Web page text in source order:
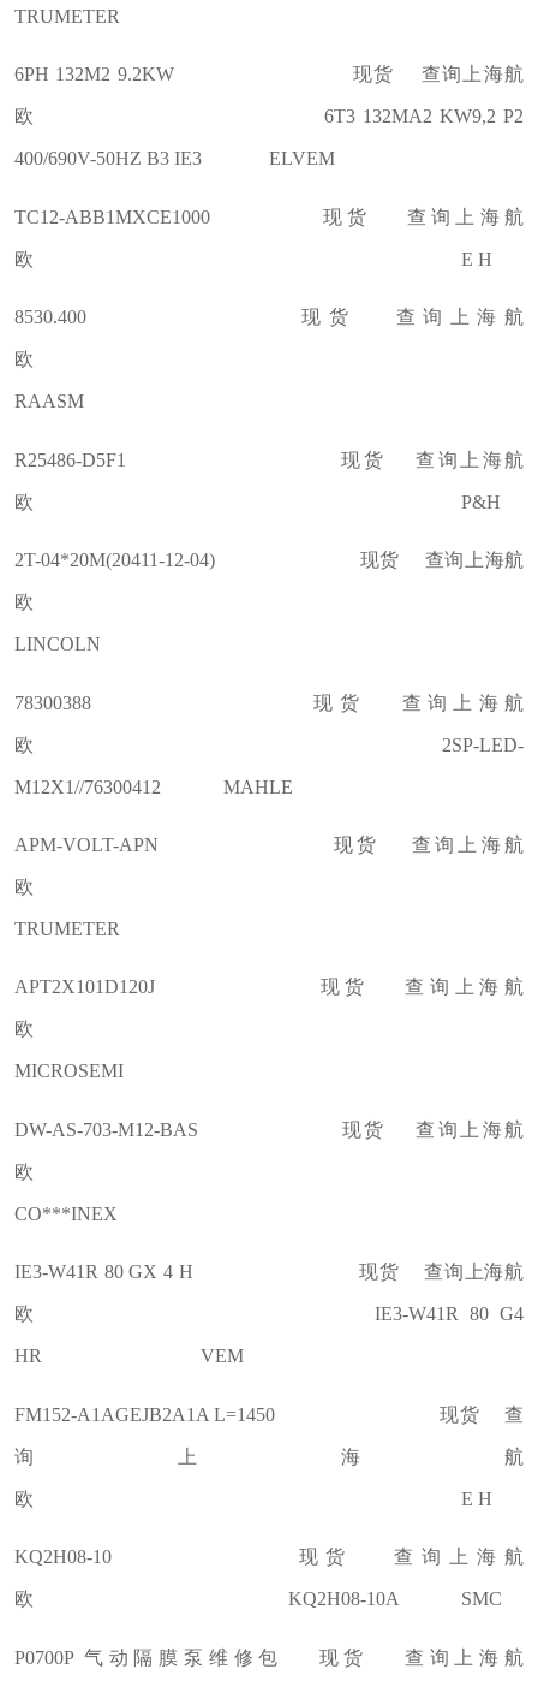
TRUMETER
6PH 132M2 9.2KW 现货 查询上海航
欧 6T3 132MA2 KW9,2 P2
400/690V-50HZ B3 IE3 ELVEM
TC12-ABB1MXCE1000 现货 查询上海航
欧 E H
8530.400 现货 查询上海航
欧
RAASM
R25486-D5F1 现货 查询上海航
欧 P&H
2T-04*20M(20411-12-04) 现货 查询上海航
欧
LINCOLN
78300388 现货 查询上海航
欧 2SP-LED-
M12X1//76300412 MAHLE
APM-VOLT-APN 现货 查询上海航
欧
TRUMETER
APT2X101D120J 现货 查询上海航
欧
MICROSEMI
DW-AS-703-M12-BAS 现货 查询上海航
欧
CO***INEX
IE3-W41R 80 GX 4 H 现货 查询上海航
欧 IE3-W41R 80 G4
HR VEM
FM152-A1AGEJB2A1A L=1450 现货 查
询上海航
欧 E H
KQ2H08-10 现货 查询上海航
欧 KQ2H08-10A SMC
P0700P 气动隔膜泵维修包 现货 查询上海航